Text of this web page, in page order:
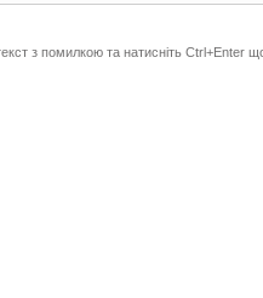
з помилкою та натисніть Ctrl+Enter